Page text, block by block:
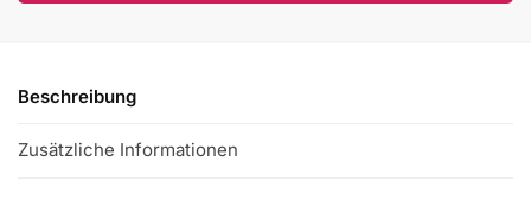
Beschreibung
Zusätzliche Informationen